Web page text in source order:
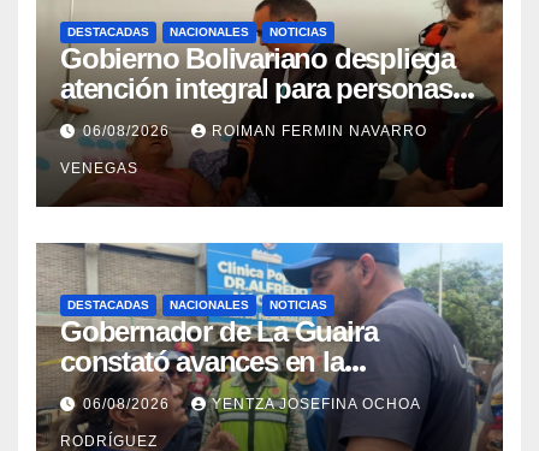
DESTACADAS NACIONALES NOTICIAS
Gobierno Bolivariano despliega
atención integral para personas
con discapacidad en
campamentos de La Guaira
06/08/2026 ROIMAN FERMIN NAVARRO
VENEGAS
DESTACADAS NACIONALES NOTICIAS
Gobernador de La Guaira
constató avances en la
rehabilitación del Hospitalito de
Catia la Mar
06/08/2026 YENTZA JOSEFINA OCHOA
RODRÍGUEZ